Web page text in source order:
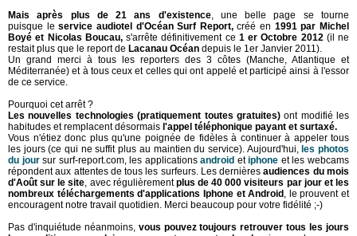
Mais après plus de 21 ans d'existence, une belle page se tourne
puisque
leservice audiotel d'Océan Surf Report,créé en 1991 par Michel
Boyé et Nicolas Boucau, s'arrête définitivement ce 1 er Octobre 2012(il ne
restait plus que le report de Lacanau Océan depuis le 1er Janvier 2011).
Un grand merci à tous les reporters des 3 côtes (Manche, Atlantique et
Méditerranée) et à tous ceux et celles qui ont appelé et participé ainsi à l'essor
de ce service.
Pourquoi cet arrêt ?
Les nouvelles technologies (pratiquement toutes gratuites)ont modifié les
habitudes et remplacent désormais l'appel téléphonique payant et surtaxé.
Vous n'étiez donc plus qu'une poignée de fidèles à continuer à appeler tous
les jours (ce qui ne suffit plus au maintien du service). Aujourd'hui, les photos
du jour sur surf-report.com, les applications android et iphone et les webcams
répondent aux attentes de tous les surfeurs. Les dernièresaudiences du mois
d'Août sur le site, avec régulièrementplus de 40 000 visiteurs par jour et les
nombreux téléchargements d'applications Iphone et Android , le prouvent et
encouragent notre travail quotidien. Merci beaucoup pour votre fidélité ;-)
Pas d'inquiétude néanmoins, vous pouvez toujours retrouver tous les jours